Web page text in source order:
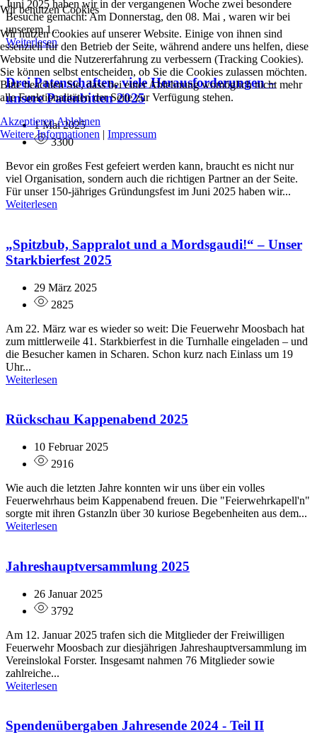
Juni 2025 haben wir in der vergangenen Woche zwei besondere
Besuche gemacht: Am Donnerstag, den 08. Mai , waren wir bei
unserem 1....
Weiterlesen
Drei Patenschaften, viele Herausforderungen –
unsere Patenbitten 2025
1 Mai 2025
3300
Bevor ein großes Fest gefeiert werden kann, braucht es nicht nur
viel Organisation, sondern auch die richtigen Partner an der Seite.
Für unser 150-jähriges Gründungsfest im Juni 2025 haben wir...
Weiterlesen
„Spitzbub, Sappralot und a Mordsgaudi!“ – Unser
Starkbierfest 2025
29 März 2025
2825
Am 22. März war es wieder so weit: Die Feuerwehr Moosbach hat
zum mittlerweile 41. Starkbierfest in die Turnhalle eingeladen – und
die Besucher kamen in Scharen. Schon kurz nach Einlass um 19
Uhr...
Weiterlesen
Rückschau Kappenabend 2025
10 Februar 2025
2916
Wie auch die letzten Jahre konnten wir uns über ein volles
Feuerwehrhaus beim Kappenabend freuen. Die "Feierwehrkapell'n"
sorgte mit ihren Gstanzln über 30 kuriose Begebenheiten aus dem...
Weiterlesen
Jahreshauptversammlung 2025
26 Januar 2025
3792
Am 12. Januar 2025 trafen sich die Mitglieder der Freiwilligen
Feuerwehr Moosbach zur diesjährigen Jahreshauptversammlung im
Vereinslokal Forster. Insgesamt nahmen 76 Mitglieder sowie
zahlreiche...
Weiterlesen
Spendenübergaben Jahresende 2024 - Teil II
Wir benutzen Cookies
Wir nutzen Cookies auf unserer Website. Einige von ihnen sind
essenziell für den Betrieb der Seite, während andere uns helfen, diese
Website und die Nutzererfahrung zu verbessern (Tracking Cookies).
Sie können selbst entscheiden, ob Sie die Cookies zulassen möchten.
Bitte beachten Sie, dass bei einer Ablehnung womöglich nicht mehr
alle Funktionalitäten der Seite zur Verfügung stehen.
Akzeptieren Ablehnen
Weitere Informationen | Impressum